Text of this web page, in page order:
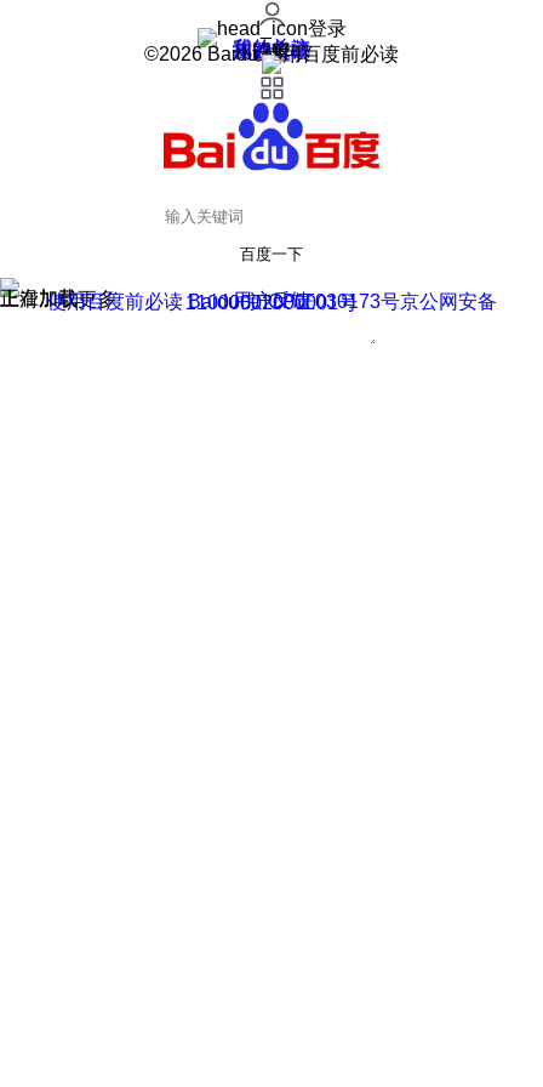
登录
我的关注
我的收藏
皮肤中心
用户反馈
设置
©2026 Baidu 使用百度前必读
百度一下
正在加载
上滑加载更多 用户反馈
使用百度前必读 Baidu 京ICP证030173号
京公网安备11000002000001号